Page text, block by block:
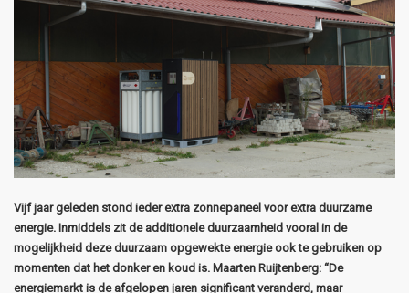
Vijf jaar geleden stond ieder extra zonnepaneel voor extra duurzame
energie. Inmiddels zit de additionele duurzaamheid vooral in de
mogelijkheid deze duurzaam opgewekte energie ook te gebruiken op
momenten dat het donker en koud is. Maarten Ruijtenberg: “De
energiemarkt is de afgelopen jaren significant veranderd, maar